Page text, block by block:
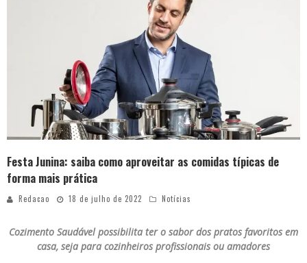
Festa Junina: saiba como aproveitar as comidas típicas de
forma mais prática
Redacao 18 de julho de 2022 Notícias
Cozimento Saudável possibilita ter o sabor dos pratos favoritos em
casa, seja para cozinheiros profissionais ou amadores